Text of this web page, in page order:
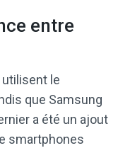
entre
utilisent le
que Samsung
a été un ajout
smartphones